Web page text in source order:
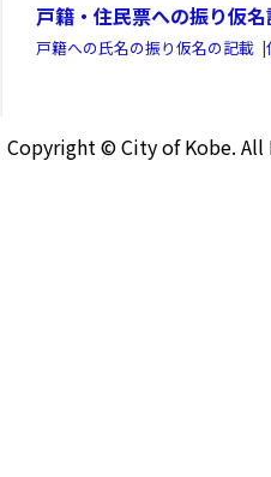
戸籍・住民票への振り仮
戸籍への氏名の振り仮名の記載 |
Copyright © City of Kobe. All